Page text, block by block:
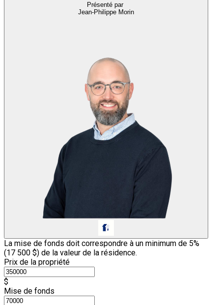
Présenté par
Jean-Philippe Morin
La mise de fonds doit correspondre à un minimum de 5%
(17 500 $) de la valeur de la résidence.
Prix de la propriété
$
Mise de fonds